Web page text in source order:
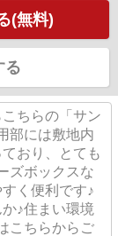
(無料)
る
ちらの「サン
部には敷地内
おり、とても
ズボックスな
く便利です♪
♪住まい環境
こちらからご